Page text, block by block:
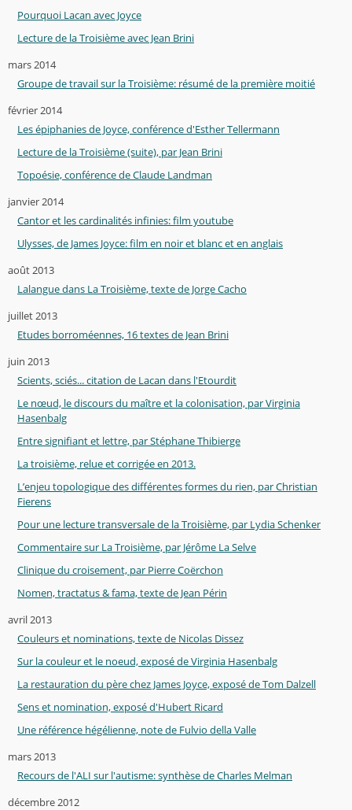
Pourquoi Lacan avec Joyce
Lecture de la Troisième avec Jean Brini
mars 2014
Groupe de travail sur la Troisième: résumé de la première moitié
février 2014
Les épiphanies de Joyce, conférence d'Esther Tellermann
Lecture de la Troisième (suite), par Jean Brini
Topoésie, conférence de Claude Landman
janvier 2014
Cantor et les cardinalités infinies: film youtube
Ulysses, de James Joyce: film en noir et blanc et en anglais
août 2013
Lalangue dans La Troisième, texte de Jorge Cacho
juillet 2013
Etudes borroméennes, 16 textes de Jean Brini
juin 2013
Scients, sciés... citation de Lacan dans l'Etourdit
Le nœud, le discours du maître et la colonisation, par Virginia
Hasenbalg
Entre signifiant et lettre, par Stéphane Thibierge
La troisième, relue et corrigée en 2013.
L’enjeu topologique des différentes formes du rien, par Christian
Fierens
Pour une lecture transversale de la Troisième, par Lydia Schenker
Commentaire sur La Troisième, par Jérôme La Selve
Clinique du croisement, par Pierre Coërchon
Nomen, tractatus & fama, texte de Jean Périn
avril 2013
Couleurs et nominations, texte de Nicolas Dissez
Sur la couleur et le noeud, exposé de Virginia Hasenbalg
La restauration du père chez James Joyce, exposé de Tom Dalzell
Sens et nomination, exposé d'Hubert Ricard
Une référence hégélienne, note de Fulvio della Valle
mars 2013
Recours de l'ALI sur l'autisme: synthèse de Charles Melman
décembre 2012